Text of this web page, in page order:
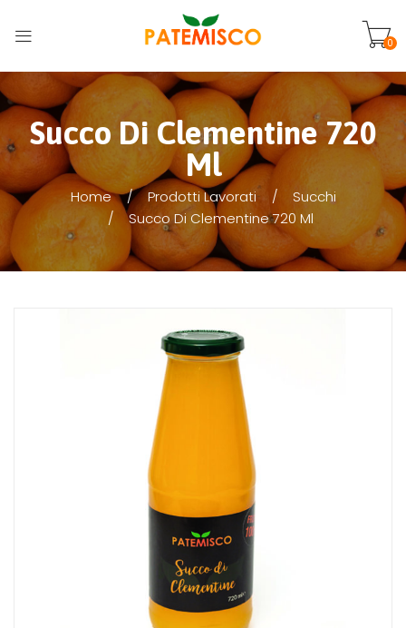
0
Succo Di Clementine 720
Ml
Home Prodotti Lavorati
Succhi
Succo Di Clementine 720 Ml